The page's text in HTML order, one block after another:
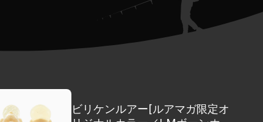
ビリケンルアー[ルアマガ限定オ